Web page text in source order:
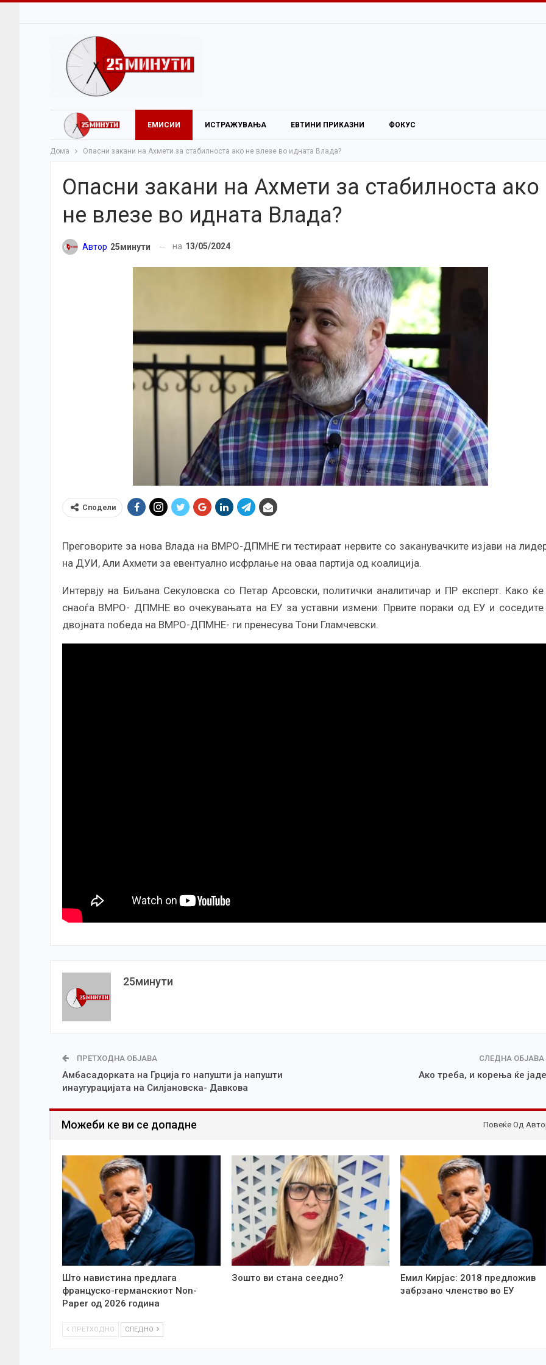
ЕМИСИИ ИСТРАЖУВАЊА ЕВТИНИ ПРИКАЗНИ ФОКУС
Дома Опасни закани на Ахмети за стабилноста ако не влезе во идната Влада?
Опасни закани на Ахмети за стабилноста ако
не влезе во идната Влада?
Автор 25минути на 13/05/2024
Сподели
Преговорите за нова Влада на ВМРО-ДПМНЕ ги тестираат нервите со заканувачките изјави на
на ДУИ, Али Ахмети за евентуално исфрлање на оваа партија од коалиција.
Интервју на Биљана Секуловска со Петар Арсовски, политички аналитичар и ПР експерт. Како
снаоѓа ВМРО- ДПМНЕ во очекувањата на ЕУ за уставни измени: Првите пораки од ЕУ и
двојната победа на ВМРО-ДПМНЕ- ги пренесува Тони Гламчевски.
25минути
ПРЕТХОДНА ОБЈАВА
Амбасадорката на Грција го напушти ја напушти
инаугурацијата на Силјановска- Давкова
СЛЕДНА ОБЈАВА
Ако треба, и корења ќе
Можеби ке ви се допадне Повеќе Од
Што навистина предлага
француско-германскиот Non-
Paper од 2026 година
Зошто ви стана сеедно?
Емил Кирјас: 2018 предложив
забрзано членство во ЕУ
ПРЕТХОДНО СЛЕДНО